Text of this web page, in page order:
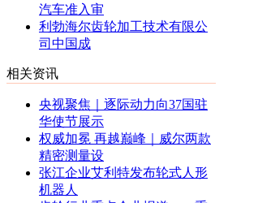
汽车准入审
利勃海尔齿轮加工技术有限公
司中国成
相关资讯
央视聚焦｜逐际动力向37国驻
华使节展示
权威加冕 再越巅峰｜威尔两款
精密测量设
张江企业艾利特发布轮式人形
机器人